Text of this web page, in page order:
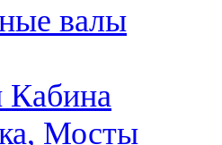
валы
Кабина
Мосты